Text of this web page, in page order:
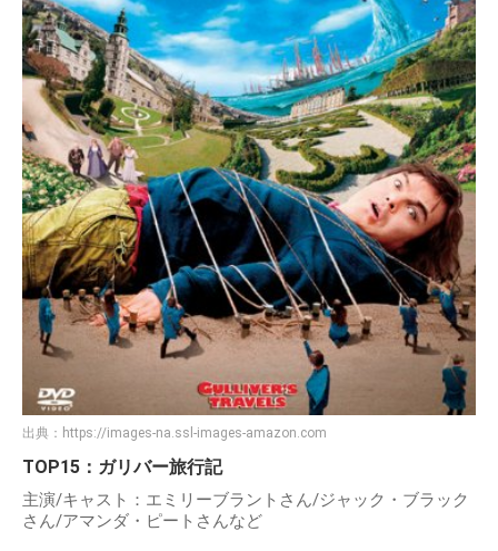
出典： https://images-na.ssl-images-amazon.com
TOP15：ガリバー旅行記
主演/キャスト：エミリーブラントさん/ジャック・ブラック
さん/アマンダ・ピートさんなど